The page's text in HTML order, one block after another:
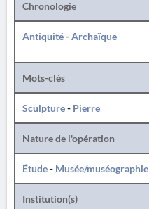
Chronologie
Antiquité-Archaïque
Mots-clés
Sculpture- Pierre
Nature de l'opération
Étude- Musée/muséographie
Institution(s)